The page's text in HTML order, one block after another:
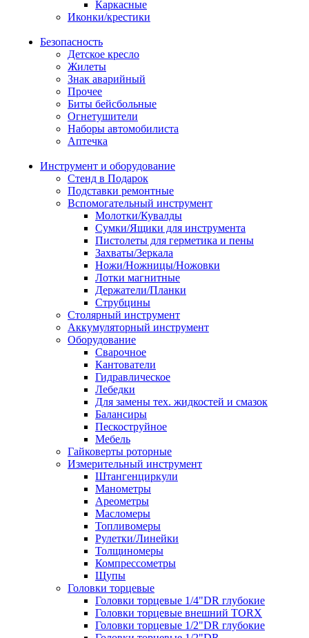
Каркасные
Иконки/крестики
Безопасность
Детское кресло
Жилеты
Знак аварийный
Прочее
Биты бейсбольные
Огнетушители
Наборы автомобилиста
Аптечка
Инструмент и оборудование
Стенд в Подарок
Подставки ремонтные
Вспомогательный инструмент
Молотки/Кувалды
Сумки/Ящики для инструмента
Пистолеты для герметика и пены
Захваты/Зеркала
Ножи/Ножницы/Ножовки
Лотки магнитные
Держатели/Планки
Струбцины
Столярный инструмент
Аккумуляторный инструмент
Оборудование
Сварочное
Кантователи
Гидравлическое
Лебедки
Для замены тех. жидкостей и смазок
Балансиры
Пескоструйное
Мебель
Гайковерты роторные
Измерительный инструмент
Штангенциркули
Манометры
Ареометры
Масломеры
Топливомеры
Рулетки/Линейки
Толщиномеры
Компрессометры
Щупы
Головки торцевые
Головки торцевые 1/4"DR глубокие
Головки торцевые внешний TORX
Головки торцевые 1/2"DR глубокие